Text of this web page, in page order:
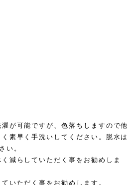
が可能ですが、色落ちしますので他
素早く手洗いしてください。脱水は
い。
減らしていただく事をお勧めしま
いただく事をお勧めします。